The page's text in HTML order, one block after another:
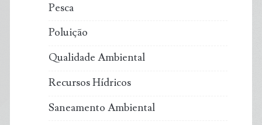
Pesca
Poluição
Qualidade Ambiental
Recursos Hídricos
Saneamento Ambiental